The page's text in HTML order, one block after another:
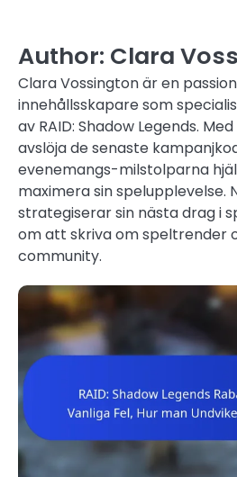
Author: Clara
Clara Vossington är en
innehållsskapare som
av RAID: Shadow Legends.
avslöja de senaste
evenemangs-milstolparna
maximera sin spelupplevelse.
strategiserar sin nästa drag i
om att skriva om speltrender
community.